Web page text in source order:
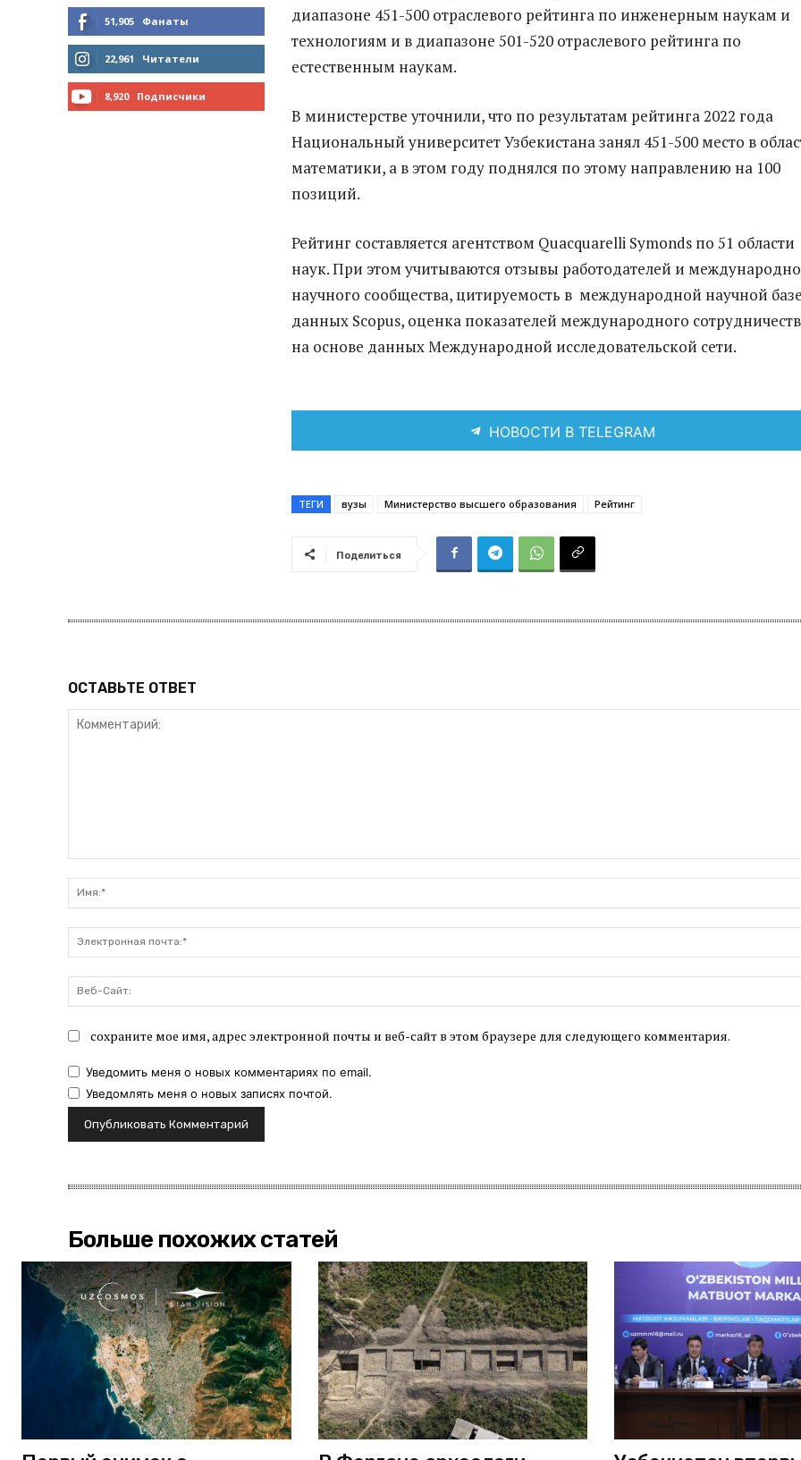
51,905 Фанаты
МНЕ НРАВИТСЯ
22,961 Читатели
8,920 Подписчики
диапазоне 451-500 отраслевого рейтинга по инженерным наукам и
технологиям и в диапазоне 501-520 отраслевого рейтинга по
естественным наукам.
В министерстве уточнили, что по результатам рейтинга 2022 года
Национальный университет Узбекистана занял 451-500 место в
математики, а в этом году поднялся по этому направлению на 100
позиций.
Рейтинг составляется агентством Quacquarelli Symonds по 51 области
наук. При этом учитываются отзывы работодателей и
научного сообщества, цитируемость в международной научной базе
данных Scopus, оценка показателей международного
на основе данных Международной исследовательской сети.
НОВОСТИ В TELEGRAM
ТЕГИ вузы Министерство высшего образования Рейтинг
Поделиться
ОСТАВЬТЕ ОТВЕТ
сохраните мое имя, адрес электронной почты и веб-сайт в этом браузере для следующего комментария.
Уведомить меня о новых комментариях по email.
Уведомлять меня о новых записях почтой.
Больше похожих статей